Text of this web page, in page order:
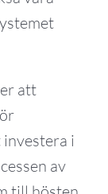
att
i
av